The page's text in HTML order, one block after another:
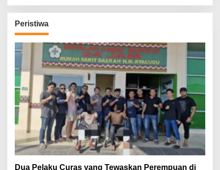
Peristiwa
Dua Pelaku Curas yang Tewaskan Perempuan di